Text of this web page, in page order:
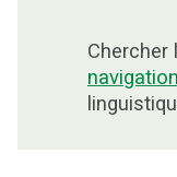
Chercher
navigation